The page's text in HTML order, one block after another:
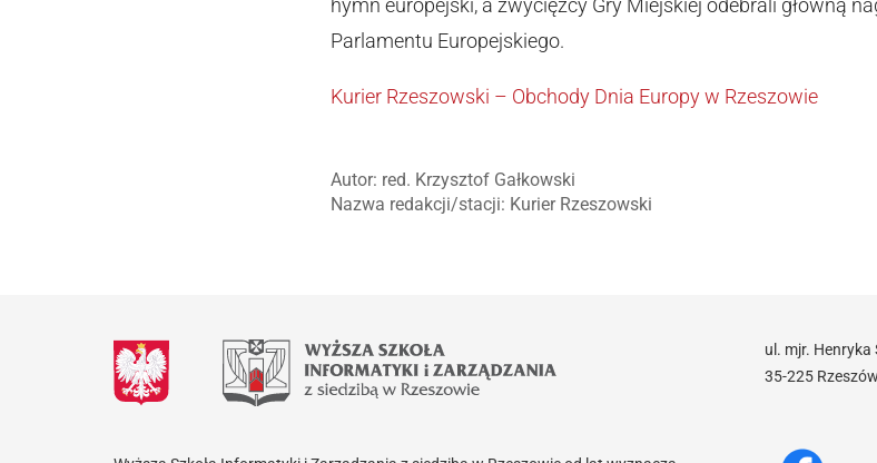
hymn europejski, a zwycięzcy Gry Miejskiej odebrali główną
Parlamentu Europejskiego.
Kurier Rzeszowski – Obchody Dnia Europy w Rzeszowie
Autor: red. Krzysztof Gałkowski
Nazwa redakcji/stacji: Kurier Rzeszowski
ul. mjr. Henryka
35-225 Rzeszów